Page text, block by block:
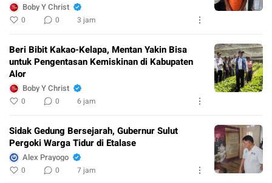
Boby Y Christ
0 0 3 jam
Beri Bibit Kakao-Kelapa, Mentan Yakin Bisa
untuk Pengentasan Kemiskinan di Kabupaten
Alor
Boby Y Christ
0 0 6 jam
Sidak Gedung Bersejarah, Gubernur Sulut
Pergoki Warga Tidur di Etalase
Alex Prayogo
0 0 7 jam